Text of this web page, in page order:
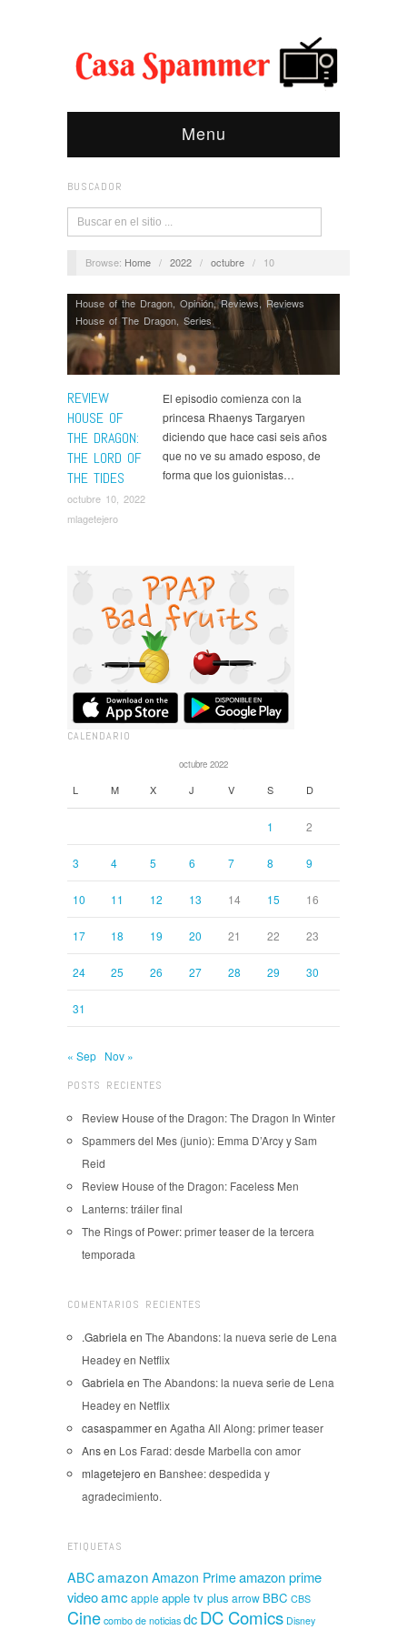
Menu
BUSCADOR
Browse: Home / 2022 / octubre / 10
REVIEW
HOUSE OF
THE DRAGON:
THE LORD OF
THE TIDES
octubre 10, 2022
mlagetejero
House of the Dragon, Opinión,Reviews,Reviews
House of The Dragon, Series
El episodio comienza con la
princesa Rhaenys Targaryen
diciendo que hace casi seis años
que no ve su amado esposo, de
forma que los guionistas…
CALENDARIO
octubre 2022
L M X J V S D
1 2
3 4 5 6 7 8 9
10 11 12 13 14 15 16
17 18 19 20 21 22 23
24 25 26 27 28 29 30
31
« Sep Nov »
POSTS RECIENTES
Review House of the Dragon: The Dragon In Winter
Spammers del Mes (junio): Emma D’Arcy y Sam
Reid
Review House of the Dragon: Faceless Men
Lanterns: tráiler final
The Rings of Power: primer teaser de la tercera
temporada
COMENTARIOS RECIENTES
.Gabriela en The Abandons: la nueva serie de Lena
Headey en Netflix
Gabriela en The Abandons: la nueva serie de Lena
Headey en Netflix
casaspammeren Agatha All Along: primer teaser
Ansen Los Farad: desde Marbella con amor
mlagetejero en Banshee: despedida y
agradecimiento.
ETIQUETAS
ABCamazon Amazon Primeamazon prime
videoamcapple apple tv plus arrow BBC CBS
Cine combo de noticias dcDC Comics Disney